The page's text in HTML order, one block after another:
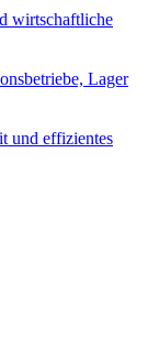
wirtschaftliche
Lager
und effizientes